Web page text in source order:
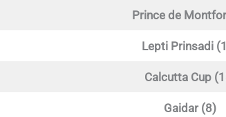
Prince de
Lepti Prinsadi
Calcutta Cup
Gaidar (8)